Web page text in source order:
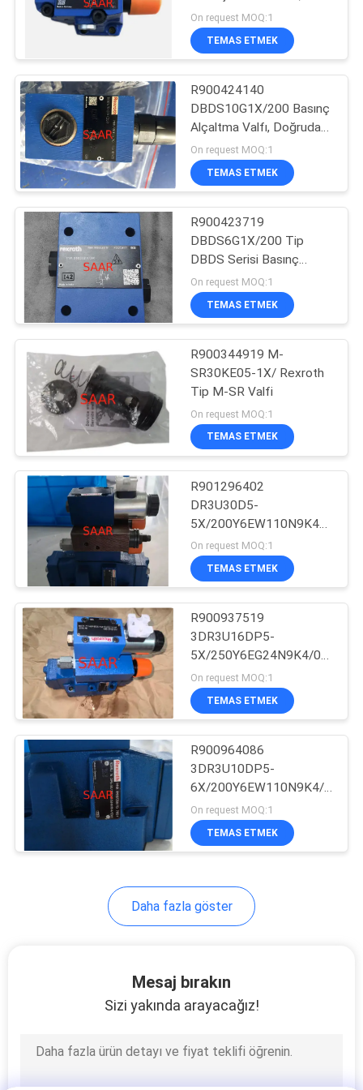
POLICY
Yuken Hidrolik Valf
88
Hydac Filtre Elemanı
Eleman Filtre
Parker Denison
Hidrolik Pompalar
Endüstriyel Hidrolik
Pompa
Hidrolik Pompa
İşletiliyor
On request MOQ:1
TEMAS ETMEK
R900424140
DBDS10G1X/200 Basınç
Alçaltma Valfı, Doğrudan
İşletilen Tip DBDS Serisi
Valfları
On request MOQ:1
TEMAS ETMEK
R900423719
DBDS6G1X/200 Tip
DBDS Serisi Basınç
Çekme Valfı
On request MOQ:1
TEMAS ETMEK
R900344919 M-
SR30KE05-1X/ Rexroth
Tip M-SR Valfi
On request MOQ:1
TEMAS ETMEK
R901296402
DR3U30D5-
5X/200Y6EW110N9K4V
Basınç azaltma valfi
On request MOQ:1
TEMAS ETMEK
R900937519
3DR3U16DP5-
5X/250Y6EG24N9K4/00V
orantılı basınç azaltma
valfi
On request MOQ:1
TEMAS ETMEK
R900964086
3DR3U10DP5-
6X/200Y6EW110N9K4/00M
Oranslı Basınç Düşürücü
Valf
On request MOQ:1
TEMAS ETMEK
Daha fazla göster
Mesaj bırakın
Sizi yakında arayacağız!